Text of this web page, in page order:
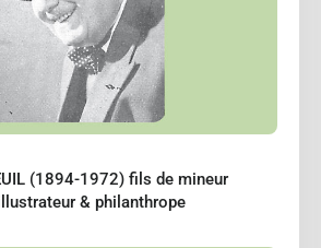
(1894-1972) fils de mineur
& philanthrope